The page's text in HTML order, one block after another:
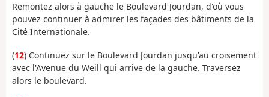
Remontez alors à gauche le Boulevard Jourdan, d'où vous
pouvez continuer à admirer les façades des bâtiments de la
Cité Internationale.
(12) Continuez sur le Boulevard Jourdan jusqu'au croisement
avec l'Avenue du Weill qui arrive de la gauche. Traversez
alors le boulevard.